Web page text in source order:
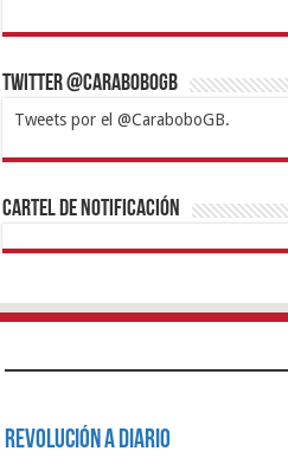
Twitter @CaraboboGB
Tweets por el @CaraboboGB.
1xbetBetturkeyBetistKralbet
https://mvbcasino.com/
Cartel de Notificación
Revolución a Diario